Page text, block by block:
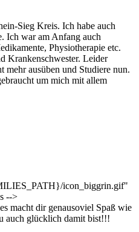
Sieg Kreis. Ich habe auch
Ich war am Anfang auch
Physiotherapie etc.
Krankenschwester. Leider
ausüben und Studiere nun.
um mich mit allem
icon_biggrin.gif"
-->
macht dir genausoviel Spaß wie
auch glücklich damit bist!!!